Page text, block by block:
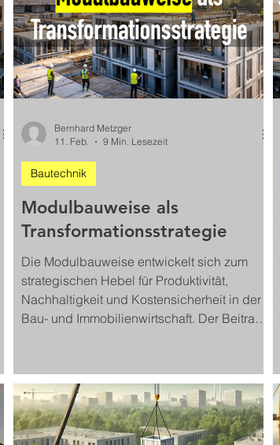
Modulbauweise als
Transformationsstrategie
Die Modulbauweise entwickelt sich zum
strategischen Hebel für Produktivität,
Nachhaltigkeit und Kostensicherheit in der
Bau- und Immobilienwirtschaft. Der Beitrag
und regulatorische Erfolgsfaktoren.
Entscheider erhalten eine fundierte
Orientierung für die industrielle
Transformation des Bauens.
Bautechnik
Bernhard Metzger
11. Feb.
9 Min. Lesezeit